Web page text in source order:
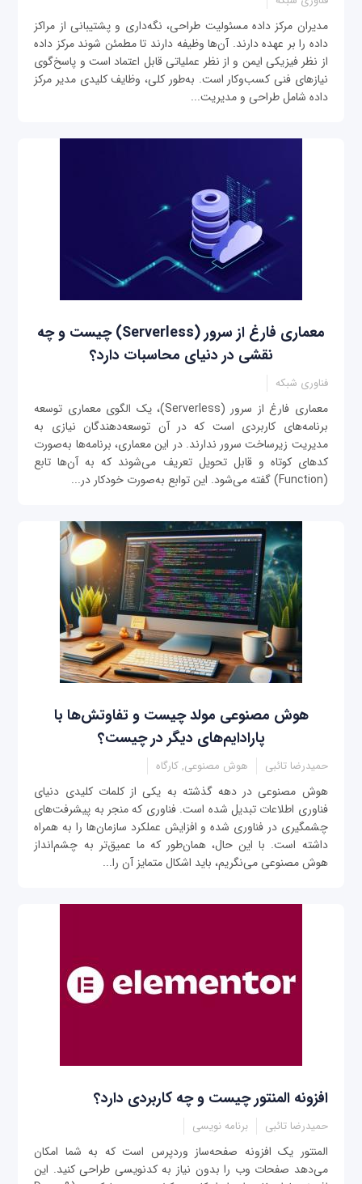
مدیران مرکز داده مسئولیت طراحی، نگه‌داری و پشتیبانی از مراکز
داده را بر عهده دارند. آن‌ها وظیفه دارند تا مطمئن شوند مرکز داده
از نظر فیزیکی ایمن و از نظر عملیاتی قابل اعتماد است و پاسخ‌گوی
نیازهای فنی کسب‌و‌کار است. به‌طور کلی، وظایف کلیدی مدیر مرکز
داده شامل طراحی و مدیریت...
معماری فارغ از سرور (Serverless) چیست و چه
نقشی در دنیای محاسبات دارد؟
فناوری شبکه
معماری فارغ از سرور (Serverless)، یک الگوی معماری توسعه
برنامه‌های کاربردی است که در آن توسعه‌دهندگان نیازی به
مدیریت زیرساخت سرور ندارند. در این معماری، برنامه‌ها به‌صورت
کدهای کوتاه و قابل تحویل تعریف می‌شوند که به آن‌ها تابع
(Function) گفته می‌شود. این توابع به‌صورت خودکار در...
هوش مصنوعی مولد چیست و تفاوتش‌ها با
پارادایم‌های دیگر در چیست؟
حمیدرضا تائبی هوش مصنوعی, کارگاه
هوش مصنوعی در دهه گذشته به یکی از کلمات کلیدی دنیای
فناوری اطلاعات تبدیل شده است. فناوری که منجر به پیشرفت‌های
چشمگیری در فناوری شده و افزایش عملکرد سازمان‌ها را به همراه
داشته است. با این حال، همان‌طور که ما عمیق‌تر به چشم‌انداز
هوش مصنوعی می‌نگریم، باید اشکال متمایز آن را...
افزونه المنتور چیست و چه کاربردی دارد؟
حمیدرضا تائبی برنامه نویسی
المنتور یک افزونه صفحه‌ساز وردپرس است که به شما امکان
می‌دهد صفحات وب را بدون نیاز به کدنویسی طراحی کنید. این